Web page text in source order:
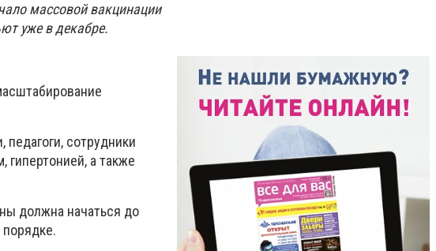
массовой вакцинации
уже в декабре.
сотрудники
а также
должна начаться до